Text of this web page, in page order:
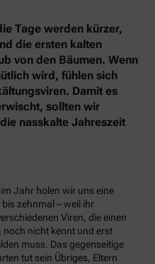
Tage werden kürzer,
die ersten kalten
von den Bäumen. Wenn
wird, fühlen sich
Damit es
sollten wir
nasskalte Jahreszeit
Jahr holen wir uns eine
zehnmal – weil ihr
Viren, die einen
nicht kennt und erst
muss. Das gegenseitige
tut sein Übriges, Eltern